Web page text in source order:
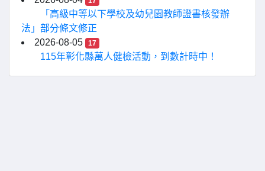
「高級中等以下學校及幼兒園教師證書核發辦
法」部分條文修正
2026-08-05
17
115年彰化縣萬人健檢活動，到數計時中！